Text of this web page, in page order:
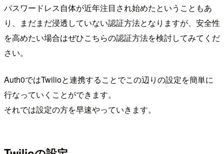
パスワードレス自体が近年注目され始めたということもあ
り、まだまだ浸透していない認証方法となりますが、安全性
を高めたい場合はぜひこちらの認証方法を検討してみてくだ
さい。
Auth0ではTwilioと連携することでこの辺りの設定を簡単に
行なっていくことができます。
それでは設定の方を早速やっていきます。